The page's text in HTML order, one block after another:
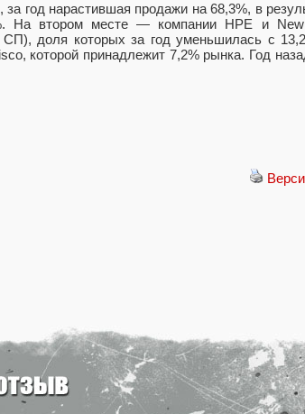
год нарастившая продажи на 68,3%, в
На втором месте — компании HPE и
доля которых за год уменьшилась с
которой принадлежит 7,2% рынка. Год